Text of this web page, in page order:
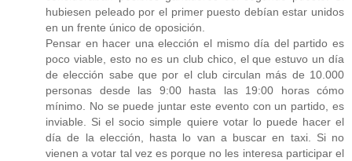
hubiesen peleado por el primer puesto debían estar unidos
en un frente único de oposición.
Pensar en hacer una elección el mismo día del partido es
poco viable, esto no es un club chico, el que estuvo un día
de elección sabe que por el club circulan más de 10.000
personas desde las 9:00 hasta las 19:00 horas cómo
mínimo. No se puede juntar este evento con un partido, es
inviable. Si el socio simple quiere votar lo puede hacer el
día de la elección, hasta lo van a buscar en taxi. Si no
vienen a votar tal vez es porque no les interesa participar el